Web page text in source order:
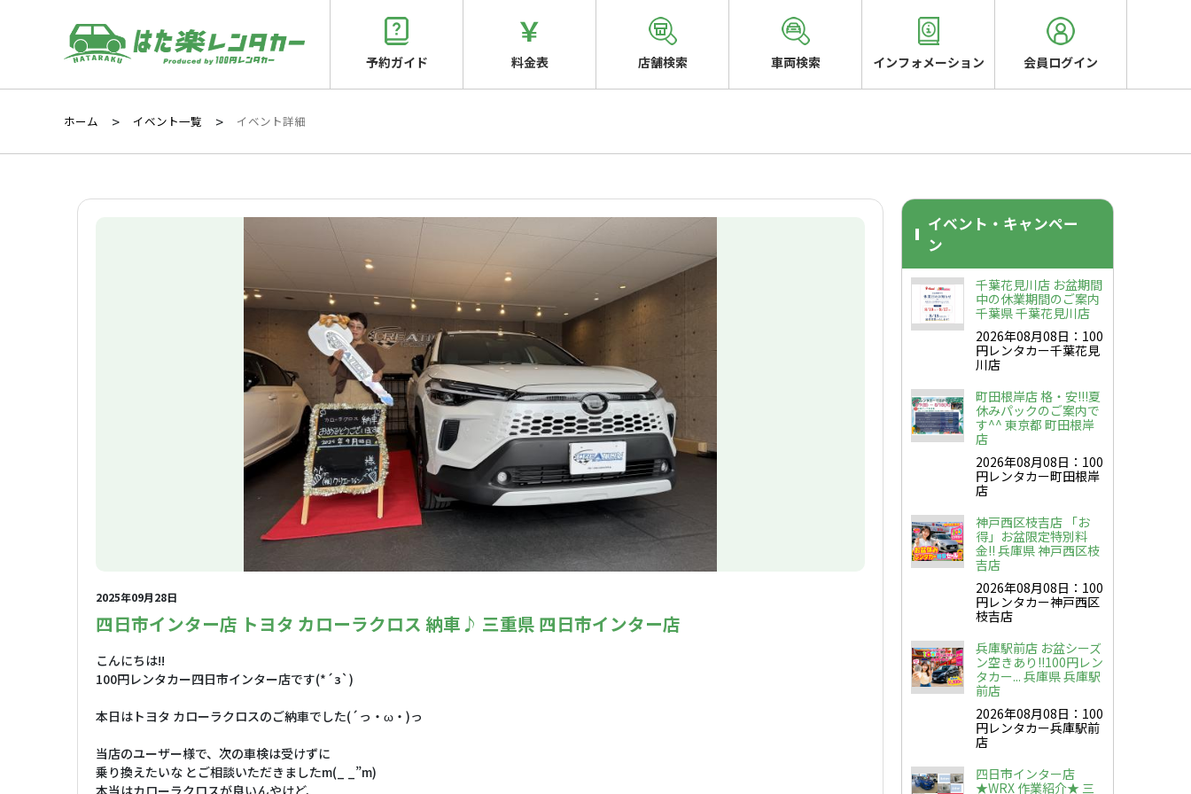
予約ガイド 料金表 店舗検索 車両検索 インフォメーション 会員ログイン
ホーム イベント一覧 イベント詳細
2025年09月28日
四日市インター店 トヨタ カローラクロス 納車♪ 三重県 四日市インター店
こんにちは!!
100円レンタカー四日市インター店です(*´з`)
本日はトヨタ カローラクロスのご納車でした(´っ・ω・)っ
当店のユーザー様で、次の車検は受けずに
乗り換えたいな とご相談いただきましたm(_ _”m)
本当はカローラクロスが良いんやけど、
イベント・キャンペー
ン
千葉花見川店 お盆期間
中の休業期間のご案内
千葉県 千葉花見川店
2026年08月08日：100
円レンタカー千葉花見
川店
町田根岸店 格・安!!!夏
休みパックのご案内で
す^^ 東京都 町田根岸
店
2026年08月08日：100
円レンタカー町田根岸
店
神戸西区枝吉店 「お
得」お盆限定特別料
金!! 兵庫県 神戸西区枝
吉店
2026年08月08日：100
円レンタカー神戸西区
枝吉店
兵庫駅前店 お盆シーズ
ン空きあり!!100円レン
タカー... 兵庫県 兵庫駅
前店
2026年08月08日：100
円レンタカー兵庫駅前
店
四日市インター店
★WRX 作業紹介★ 三